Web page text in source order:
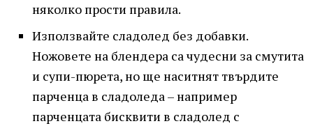
няколко прости правила.
Използвайте сладолед без добавки.
Ножовете на блендера са чудесни за смутита
и супи-пюрета, но ще наситнят твърдите
парченца в сладоледа – например
парченцата бисквити в сладолед с